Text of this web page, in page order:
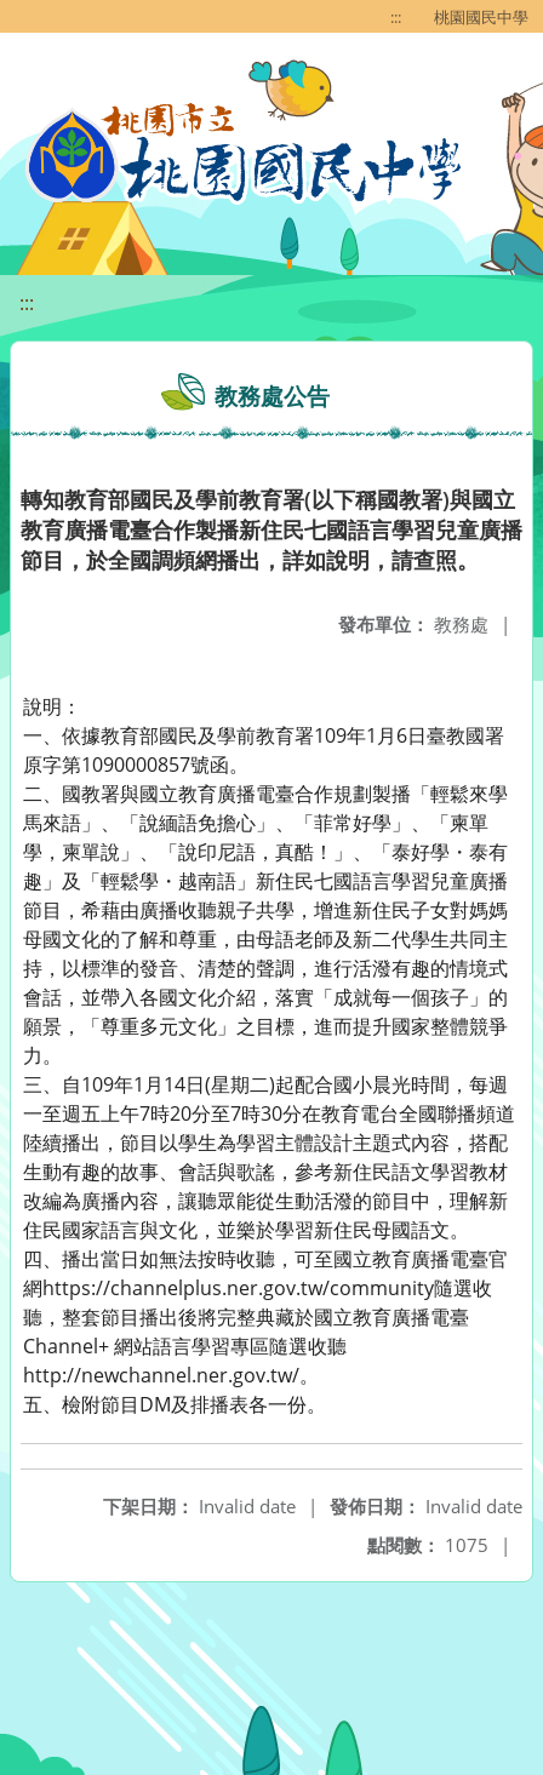
::: 桃園國民中學
:::
教務處公告
轉知教育部國民及學前教育署(以下稱國教署)與國立
教育廣播電臺合作製播新住民七國語言學習兒童廣播
節目，於全國調頻網播出，詳如說明，請查照。
發布單位： 教務處 |
說明：
一、依據教育部國民及學前教育署109年1月6日臺教國署
原字第1090000857號函。
二、國教署與國立教育廣播電臺合作規劃製播「輕鬆來學
馬來語」、「說緬語免擔心」、「菲常好學」、「柬單
學，柬單說」、「說印尼語，真酷！」、「泰好學・泰有
趣」及「輕鬆學・越南語」新住民七國語言學習兒童廣播
節目，希藉由廣播收聽親子共學，增進新住民子女對媽媽
母國文化的了解和尊重，由母語老師及新二代學生共同主
持，以標準的發音、清楚的聲調，進行活潑有趣的情境式
會話，並帶入各國文化介紹，落實「成就每一個孩子」的
願景，「尊重多元文化」之目標，進而提升國家整體競爭
力。
三、自109年1月14日(星期二)起配合國小晨光時間，每週
一至週五上午7時20分至7時30分在教育電台全國聯播頻道
陸續播出，節目以學生為學習主體設計主題式內容，搭配
生動有趣的故事、會話與歌謠，參考新住民語文學習教材
改編為廣播內容，讓聽眾能從生動活潑的節目中，理解新
住民國家語言與文化，並樂於學習新住民母國語文。
四、播出當日如無法按時收聽，可至國立教育廣播電臺官
網https://channelplus.ner.gov.tw/community隨選收
聽，整套節目播出後將完整典藏於國立教育廣播電臺
Channel+ 網站語言學習專區隨選收聽
http://newchannel.ner.gov.tw/。
五、檢附節目DM及排播表各一份。
發佈日期： Invalid date
下架日期： Invalid date
|
點閱數： 1075 |